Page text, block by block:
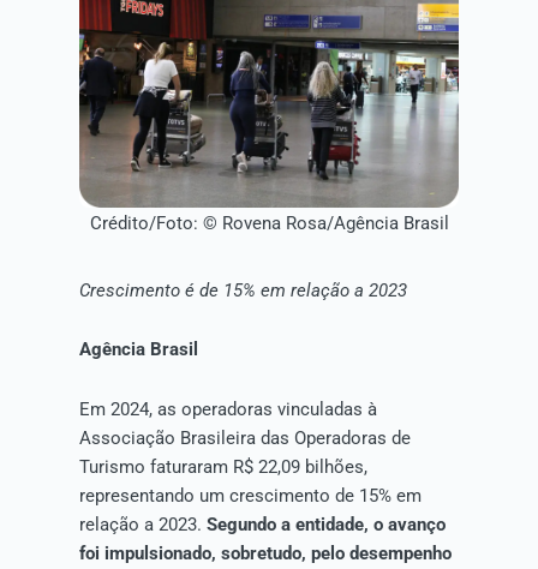
Crédito/Foto: © Rovena Rosa/Agência Brasil
Crescimento é de 15% em relação a 2023
Agência Brasil
Em 2024, as operadoras vinculadas à
Associação Brasileira das Operadoras de
Turismo faturaram R$ 22,09 bilhões,
representando um crescimento de 15% em
relação a 2023. Segundo a entidade, o avanço
foi impulsionado, sobretudo, pelo desempenho